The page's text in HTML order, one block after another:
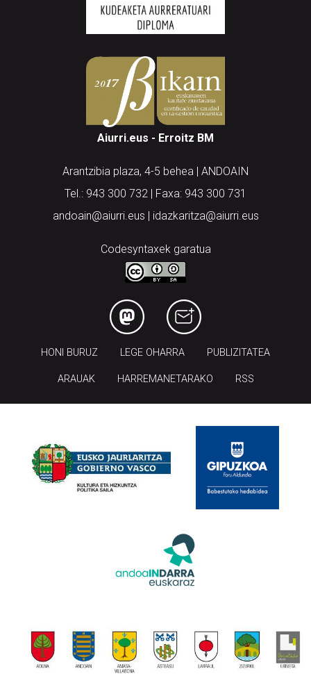
Aiurri.eus - Erroitz BM
Arantzibia plaza, 4-5 behea | ANDOAIN
Tel.: 943 300 732 | Faxa: 943 300 731
andoain@aiurri.eus | idazkaritza@aiurri.eus
Codesyntaxek garatua
HONI BURUZ LEGE OHARRA PUBLIZITATEA
ARAUAK HARREMANETARAKO RSS